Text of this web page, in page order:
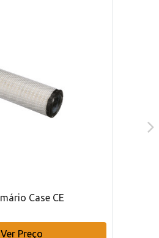
Case CE
Ver Preço